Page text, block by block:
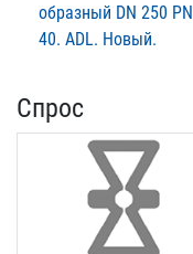
образный DN 250 PN
40. ADL. Новый.
Спрос